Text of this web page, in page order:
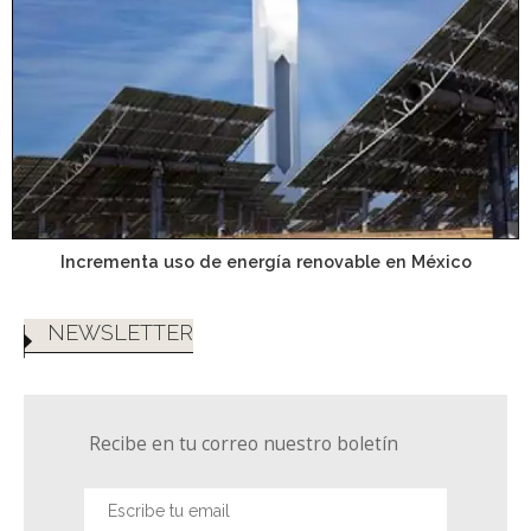
Incrementa uso de energía renovable en México
NEWSLETTER
Recibe en tu correo nuestro boletín